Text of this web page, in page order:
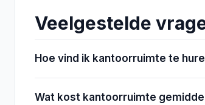
Veelgestelde
Hoe vind ik kantoorruimte te
Wat kost kantoorruimte